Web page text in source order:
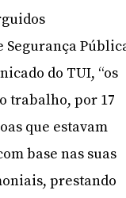
Segurança
do TUI, “os
trabalho, por 17
que estavam
base nas suas
prestando